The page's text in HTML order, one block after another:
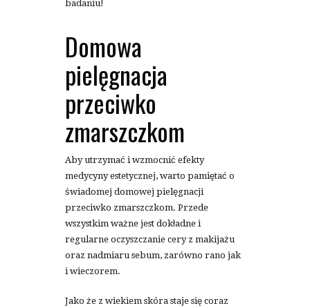
badaniu!
Domowa
pielęgnacja
przeciwko
zmarszczkom
Aby utrzymać i wzmocnić efekty
medycyny estetycznej, warto pamiętać o
świadomej domowej pielęgnacji
przeciwko zmarszczkom. Przede
wszystkim ważne jest dokładne i
regularne oczyszczanie cery z makijażu
oraz nadmiaru sebum, zarówno rano jak
i wieczorem.
Jako że z wiekiem skóra staje się coraz